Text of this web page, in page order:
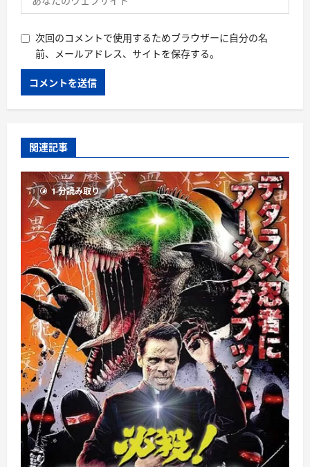
次回のコメントで使用するためブラウザーに自分の名
前、メールアドレス、サイトを保存する。
関連記事
1 分読み取り